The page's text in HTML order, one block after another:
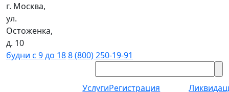
г. Москва,
ул.
Остоженка,
д. 10
будни с 9 до 188 (800) 250-19-91
УслугиРегистрация